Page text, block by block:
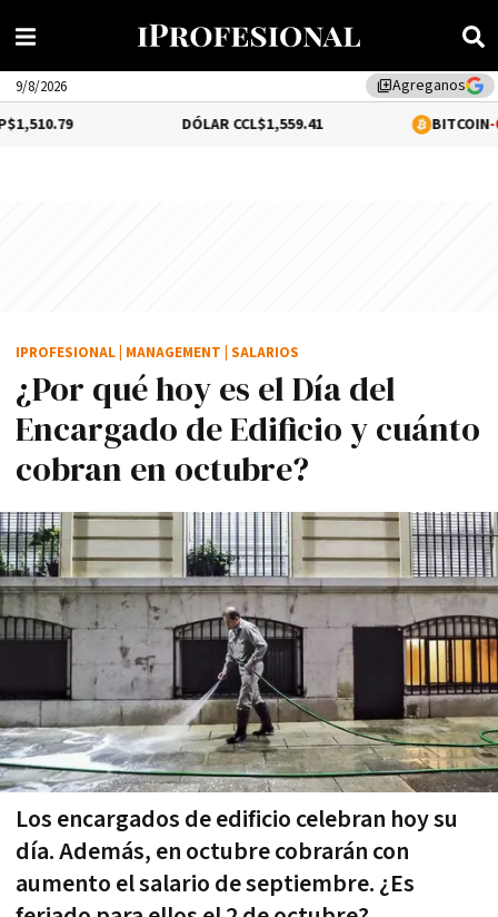
library_addAgreganos
9/8/2026
$1,559.41 -0.44%
¿Por qué hoy es el Día del
Encargado de Edificio y cuánto
cobran en octubre?
Los encargados de edificio celebran hoy su
día. Además, en octubre cobrarán con
aumento el salario de septiembre. ¿Es
IPROFESIONAL MANAGEMENT SALARIOS